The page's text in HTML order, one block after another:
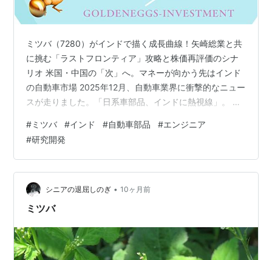
ミツバ（7280）がインドで描く成長曲線！矢崎総業と共
に挑む「ラストフロンティア」攻略と株価再評価のシナ
リオ 米国・中国の「次」へ。マネーが向かう先はインド
の自動車市場 2025年12月、自動車業界に衝撃的なニュー
スが走りました。「日系車部品、インドに熱視線」。 米
日本の自動車産業は大きな転換点を迎えています。そん
な中、「ラストフロンティア」と呼ばれるインド市場に
対し、日本の部品メーカーが本気の攻勢をかけ始めまし
た。 その筆頭格が、ワイヤハーネスの巨人・矢崎総業
（非上場）と、小型モーターのスペシャリスト・ミツバ
（7280）です。 特に上場企業で…
#ミツバ #インド #自動車部品 #エンジニア
#研究開発
シニアの退屈しのぎ • 10ヶ月前
ミツバ